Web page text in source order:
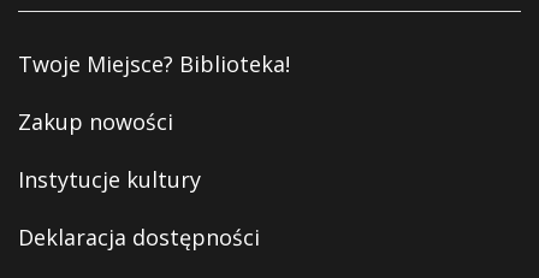
Twoje Miejsce? Biblioteka!
Zakup nowości
Instytucje kultury
Deklaracja dostępności